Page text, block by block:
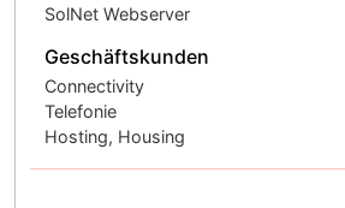
SolNet Webserver
Geschäftskunden
Connectivity
Telefonie
Hosting, Housing